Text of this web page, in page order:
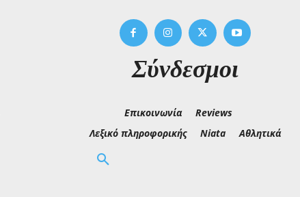
Σύνδεσμοι
Επικοινωνία
Reviews
Λεξικό πληροφορικής
Niata Αθλητικά